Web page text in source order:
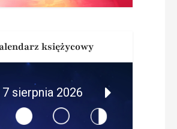
księżycowy
7 sierpnia 2026